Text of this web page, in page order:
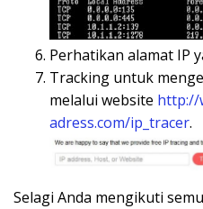
Perhatikan alamat IP
Tracking untuk
melalui website http://
adress.com/ip_tracer.
Selagi Anda mengikuti